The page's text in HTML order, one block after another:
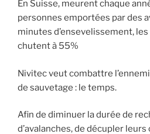
En Suisse, meurent chaque
personnes emportées par des
minutes d’ensevelissement,
chutent à 55%
Nivitec veut combattre
de sauvetage : le temps.
Afin de diminuer la durée de
d’avalanches, de décupler